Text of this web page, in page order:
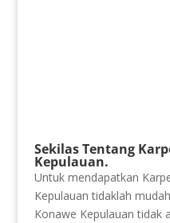
Sekilas Tentang
Kepulauan.
Untuk mendapatkan
Kepulauan tidaklah
Konawe Kepulauan tidak